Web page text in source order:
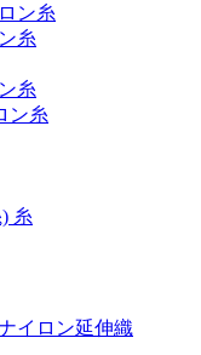
ン糸
糸
糸
ン糸
糸